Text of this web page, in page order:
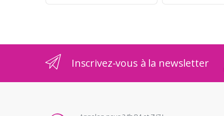
Inscrivez-vous à la newsletter